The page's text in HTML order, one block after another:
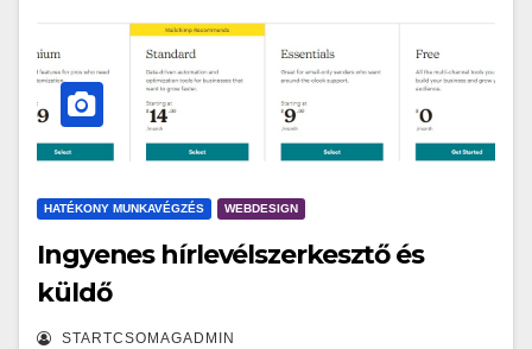
HATÉKONY MUNKAVÉGZÉS WEBDESIGN
Ingyenes hírlevélszerkesztő és
küldő
STARTCSOMAGADMIN